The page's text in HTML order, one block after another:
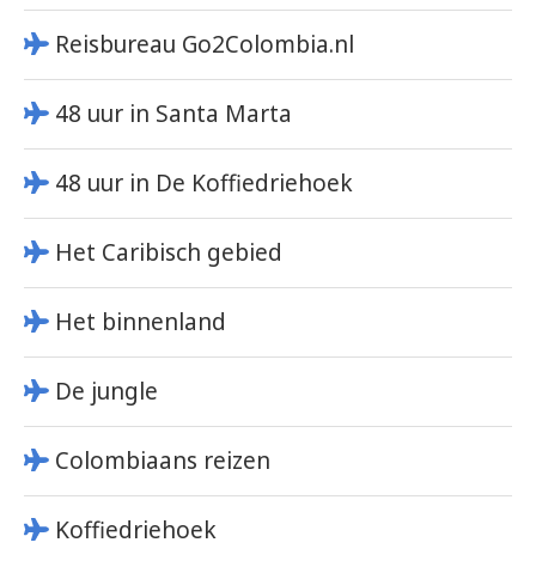
Reisbureau Go2Colombia.nl
48 uur in Santa Marta
48 uur in De Koffiedriehoek
Het Caribisch gebied
Het binnenland
De jungle
Colombiaans reizen
Koffiedriehoek